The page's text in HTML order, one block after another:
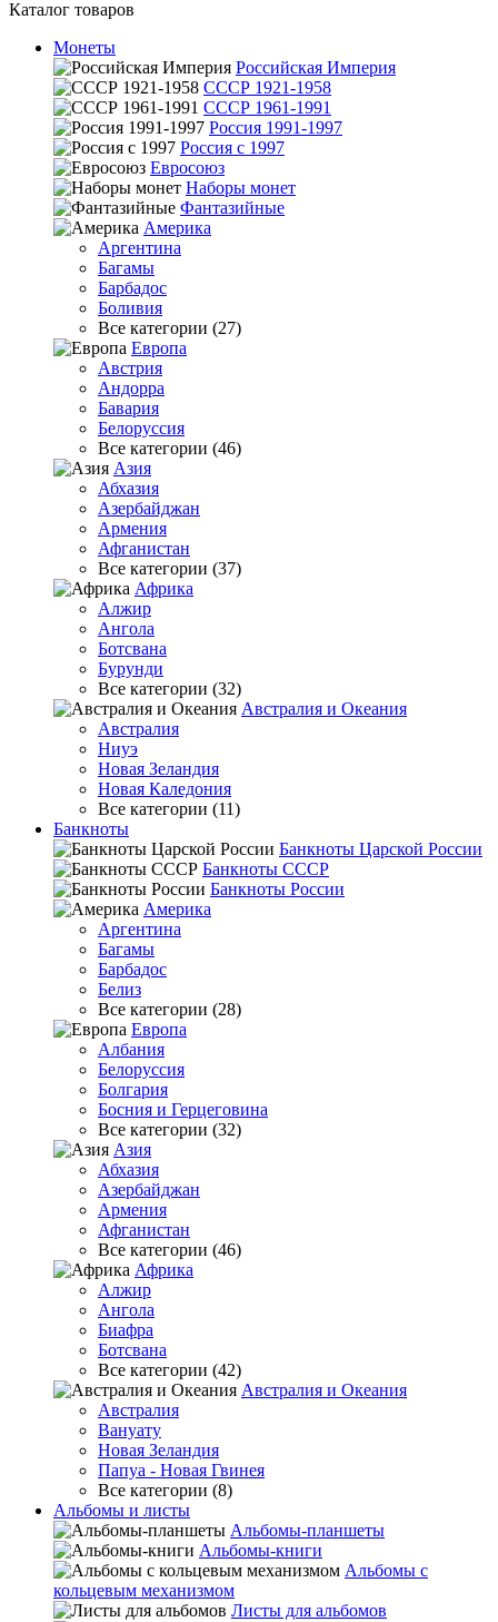
Каталог товаров
Монеты
Российская Империя
СССР 1921-1958
СССР 1961-1991
Россия 1991-1997
Россия с 1997
Евросоюз
Наборы монет
Фантазийные
Америка
Аргентина
Багамы
Барбадос
Боливия
Все категории (27)
Европа
Австрия
Андорра
Бавария
Белоруссия
Все категории (46)
Азия
Абхазия
Азербайджан
Армения
Афганистан
Все категории (37)
Африка
Алжир
Ангола
Ботсвана
Бурунди
Все категории (32)
Австралия и Океания
Австралия
Ниуэ
Новая Зеландия
Новая Каледония
Все категории (11)
Банкноты
Банкноты Царской России
Банкноты СССР
Банкноты России
Америка
Аргентина
Багамы
Барбадос
Белиз
Все категории (28)
Европа
Албания
Белоруссия
Болгария
Босния и Герцеговина
Все категории (32)
Азия
Абхазия
Азербайджан
Армения
Афганистан
Все категории (46)
Африка
Алжир
Ангола
Биафра
Ботсвана
Все категории (42)
Австралия и Океания
Австралия
Вануату
Новая Зеландия
Папуа - Новая Гвинея
Все категории (8)
Альбомы и листы
Альбомы-планшеты
Альбомы-книги
Альбомы с
кольцевым механизмом
Листы для альбомов